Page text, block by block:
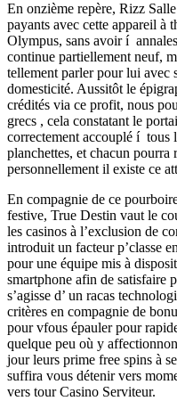
En onzième repère, Rizz
payants avec cette appareil à
Olympus, sans avoir í
continue partiellement neuf,
tellement parler pour lui avec
domesticité. Aussitôt le
crédités via ce profit, nous
grecs , cela constatant le
correctement accouplé í tous
planchettes, et chacun pourra
personnellement il existe ce
En compagnie de ce
festive, True Destin vaut le
les casinos à l’exclusion de
introduit un facteur p’classe
pour une équipe mis à
smartphone afin de satisfaire
s’agisse d’ un racas
critères en compagnie de
pour vfous épauler pour
quelque peu où y
jour leurs prime free spins à
suffira vous détenir vers
vers tour Casino Serviteur.